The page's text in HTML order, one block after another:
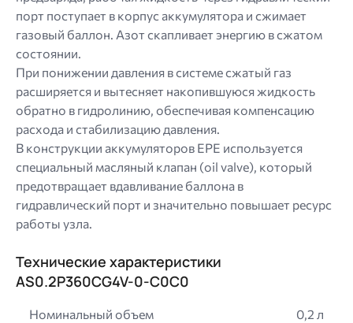
порт поступает в корпус аккумулятора и сжимает
газовый баллон. Азот скапливает энергию в сжатом
состоянии.
При понижении давления в системе сжатый газ
расширяется и вытесняет накопившуюся жидкость
обратно в гидролинию, обеспечивая компенсацию
расхода и стабилизацию давления.
В конструкции аккумуляторов EPE используется
специальный масляный клапан (oil valve), который
предотвращает вдавливание баллона в
гидравлический порт и значительно повышает ресурс
работы узла.
Технические характеристики
AS0.2P360CG4V-0-C0C0
Номинальный объем 0,2 л